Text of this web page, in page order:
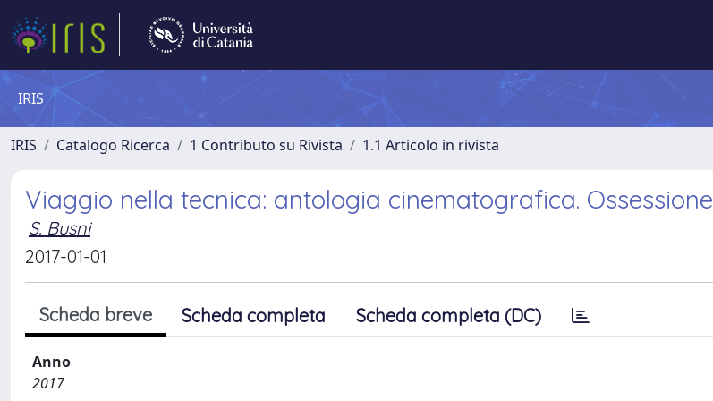
IRIS
IRIS Catalogo Ricerca 1 Contributo su Rivista 1.1 Articolo in rivista
Viaggio nella tecnica: antologia cinematografica. Ossessione
S. Busni
2017-01-01
Scheda breve Scheda completa Scheda completa (DC)
Anno
2017